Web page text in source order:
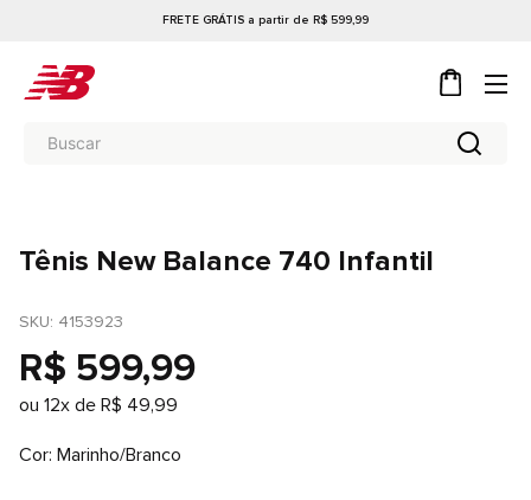
FRETE GRÁTIS a partir de R$ 599,99
Tênis New Balance 740 Infantil
SKU: 4153923
R$ 599,99
ou 12x de R$ 49,99
Cor Marinho/Branco